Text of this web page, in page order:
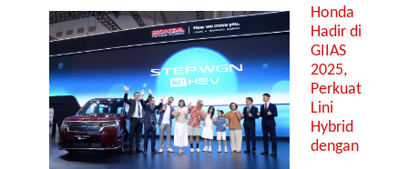
Honda
Hadir di
GIIAS
2025,
Perkuat
Lini
Hybrid
dengan